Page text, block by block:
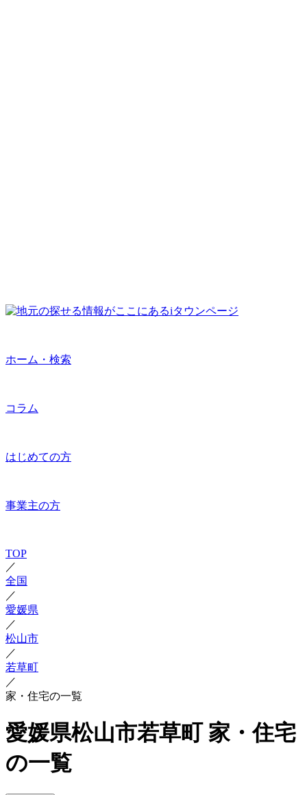
ホーム・検索
コラム
はじめての方
事業主の方
TOP
／
全国
／
愛媛県
／
松山市
／
若草町
／
家・住宅の一覧
愛媛県松山市若草町 家・住宅
の一覧